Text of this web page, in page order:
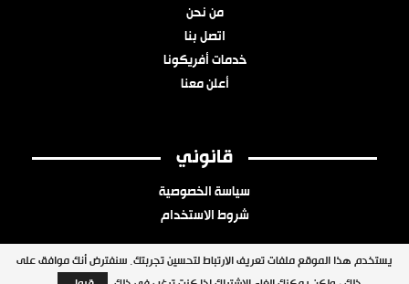
من نحن
اتصل بنا
خدمات أفريكونا
أعلن معنا
قانوني
سياسة الخصوصية
شروط الاستخدام
يستخدم هذا الموقع ملفات تعريف الارتباط لتحسين تجربتك. سنفترض أنك موافق على